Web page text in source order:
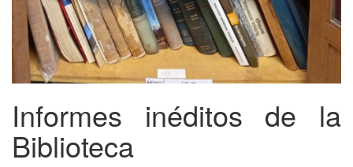
Informes inéditos de la
Biblioteca